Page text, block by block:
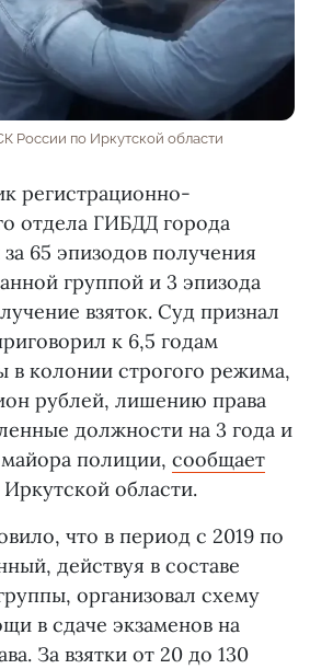
России по Иркутской области
регистрационно-
отдела ГИБДД города
65 эпизодов получения
группой и 3 эпизода
взяток. Суд признал
к 6,5 годам
в колонии строгого режима,
рублей, лишению права
должности на 3 года и
полиции, сообщает
области.
что в период с 2019 по
действуя в составе
организовал схему
в сдаче экзаменов на
За взятки от 20 до 130